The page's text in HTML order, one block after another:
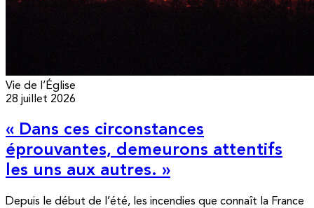
Vie de l’Église
28 juillet 2026
« Dans ces circonstances
éprouvantes, demeurons attentifs
les uns aux autres. »
Depuis le début de l’été, les incendies que connaît la France